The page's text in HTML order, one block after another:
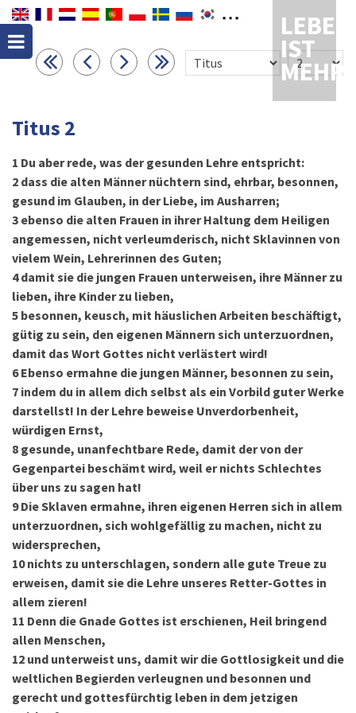
LEBEN
IST
MEHR
Titus 2
1 Du aber rede, was der gesunden Lehre entspricht:
2 dass die alten Männer nüchtern sind, ehrbar, besonnen,
gesund im Glauben, in der Liebe, im Ausharren;
3 ebenso die alten Frauen in ihrer Haltung dem Heiligen
angemessen, nicht verleumderisch, nicht Sklavinnen von
vielem Wein, Lehrerinnen des Guten;
4 damit sie die jungen Frauen unterweisen, ihre Männer zu
lieben, ihre Kinder zu lieben,
5 besonnen, keusch, mit häuslichen Arbeiten beschäftigt,
gütig zu sein, den eigenen Männern sich unterzuordnen,
damit das Wort Gottes nicht verlästert wird!
6 Ebenso ermahne die jungen Männer, besonnen zu sein,
7 indem du in allem dich selbst als ein Vorbild guter Werke
darstellst! In der Lehre beweise Unverdorbenheit,
würdigen Ernst,
8 gesunde, unanfechtbare Rede, damit der von der
Gegenpartei beschämt wird, weil er nichts Schlechtes
über uns zu sagen hat!
9 Die Sklaven ermahne, ihren eigenen Herren sich in allem
unterzuordnen, sich wohlgefällig zu machen, nicht zu
widersprechen,
10 nichts zu unterschlagen, sondern alle gute Treue zu
erweisen, damit sie die Lehre unseres Retter-Gottes in
allem zieren!
11 Denn die Gnade Gottes ist erschienen, Heil bringend
allen Menschen,
12 und unterweist uns, damit wir die Gottlosigkeit und die
weltlichen Begierden verleugnen und besonnen und
gerecht und gottesfürchtig leben in dem jetzigen